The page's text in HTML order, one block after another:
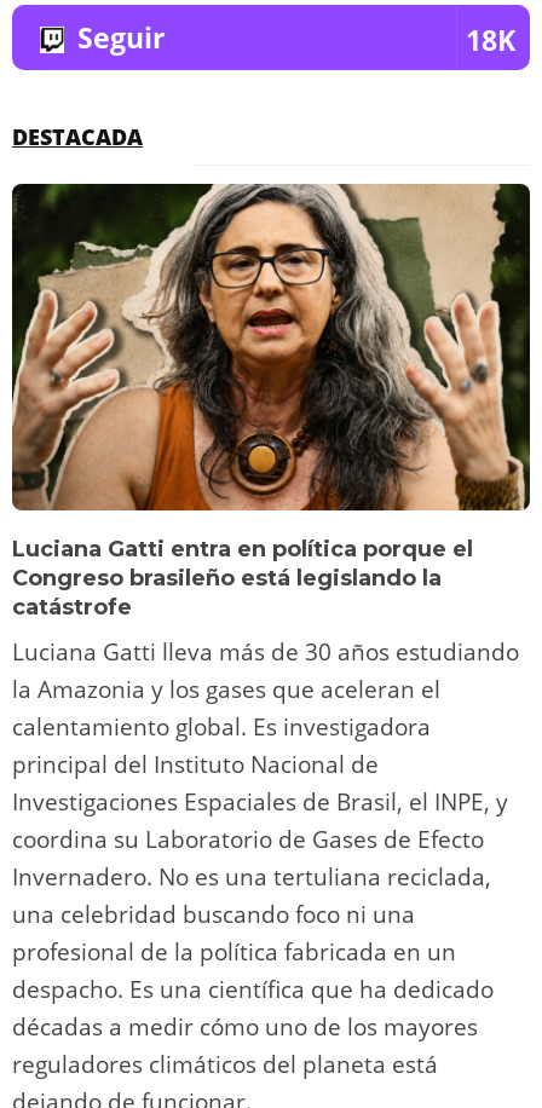
Seguir 18K
DESTACADA
Luciana Gatti entra en política porque el
Congreso brasileño está legislando la
catástrofe
Luciana Gatti lleva más de 30 años estudiando
la Amazonia y los gases que aceleran el
calentamiento global. Es investigadora
principal del Instituto Nacional de
Investigaciones Espaciales de Brasil, el INPE, y
coordina su Laboratorio de Gases de Efecto
Invernadero. No es una tertuliana reciclada,
una celebridad buscando foco ni una
profesional de la política fabricada en un
despacho. Es una científica que ha dedicado
décadas a medir cómo uno de los mayores
reguladores climáticos del planeta está
dejando de funcionar.